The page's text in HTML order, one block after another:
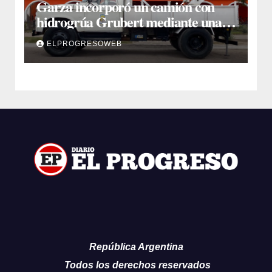
Garza incorporó un camión con
hidrogrúa Grubert mediante una
inversión de $35 millones con fondos
municipales
ELPROGRESOWEB
República Argentina
Todos los derechos reservados